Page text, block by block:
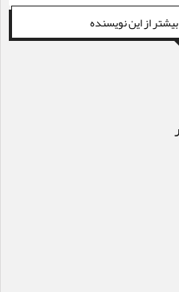
از این نویسنده